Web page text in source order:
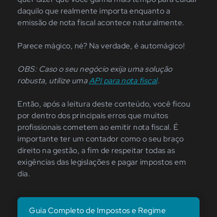
daquilo que realmente importa enquanto a
emissão de nota fiscal acontece naturalmente.
Parece mágico, né? Na verdade, é automágico!
OBS: Caso o seu negócio exija uma solução
robusta, utilize umaAPI para nota fiscal.
Então, após a leitura deste conteúdo, você ficou
por dentro dos principais erros que muitos
profissionais cometem ao emitir nota fiscal. É
importante ter um contador como o seu braço
direito na gestão, a fim de respeitar todas as
exigências das legislações e pagar impostos em
dia.
Guia Completo de Impostos e Regime